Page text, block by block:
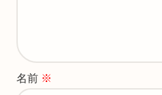
名前 ※